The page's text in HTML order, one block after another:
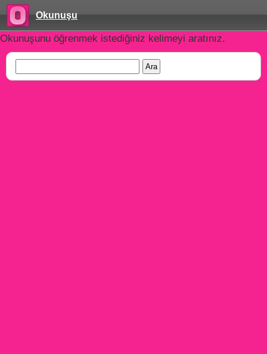
Okunuşu
Okunuşunu öğrenmek istediğiniz kelimeyi aratınız.